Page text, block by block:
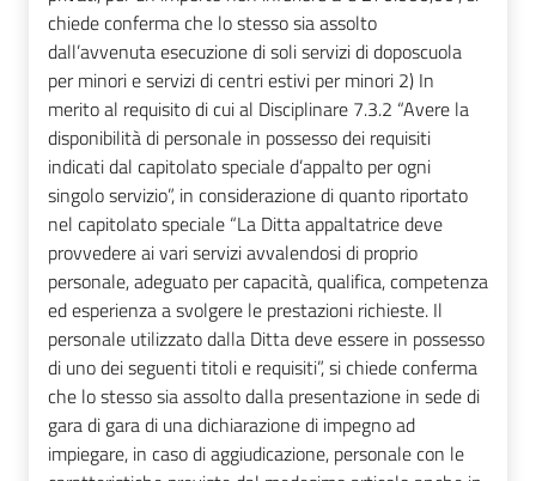
chiede conferma che lo stesso sia assolto
dall’avvenuta esecuzione di soli servizi di doposcuola
per minori e servizi di centri estivi per minori 2) In
merito al requisito di cui al Disciplinare 7.3.2 “Avere la
disponibilità di personale in possesso dei requisiti
indicati dal capitolato speciale d’appalto per ogni
singolo servizio”, in considerazione di quanto riportato
nel capitolato speciale “La Ditta appaltatrice deve
provvedere ai vari servizi avvalendosi di proprio
personale, adeguato per capacità, qualifica, competenza
ed esperienza a svolgere le prestazioni richieste. Il
personale utilizzato dalla Ditta deve essere in possesso
di uno dei seguenti titoli e requisiti”, si chiede conferma
che lo stesso sia assolto dalla presentazione in sede di
gara di gara di una dichiarazione di impegno ad
impiegare, in caso di aggiudicazione, personale con le